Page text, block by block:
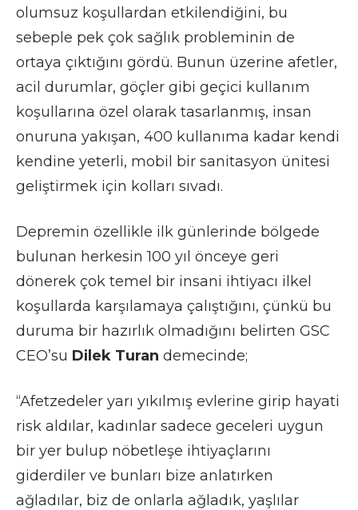
olumsuz koşullardan etkilendiğini, bu
sebeple pek çok sağlık probleminin de
ortaya çıktığını gördü. Bunun üzerine afetler,
acil durumlar, göçler gibi geçici kullanım
koşullarına özel olarak tasarlanmış, insan
onuruna yakışan, 400 kullanıma kadar kendi
kendine yeterli, mobil bir sanitasyon ünitesi
geliştirmek için kolları sıvadı.
Depremin özellikle ilk günlerinde bölgede
bulunan herkesin 100 yıl önceye geri
dönerek çok temel bir insani ihtiyacı ilkel
koşullarda karşılamaya çalıştığını, çünkü bu
duruma bir hazırlık olmadığını belirten GSC
CEO’su Dilek Turan demecinde;
“Afetzedeler yarı yıkılmış evlerine girip hayati
risk aldılar, kadınlar sadece geceleri uygun
bir yer bulup nöbetleşe ihtiyaçlarını
giderdiler ve bunları bize anlatırken
ağladılar, biz de onlarla ağladık, yaşlılar